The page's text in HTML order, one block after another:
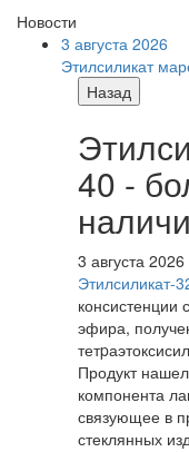
Новости
3 августа 2026
Этилсиликат
Назад
40 -
3 августа 2026
Этилсиликат-
эфира,
Продукт
компонента
связующее в
стеклянных